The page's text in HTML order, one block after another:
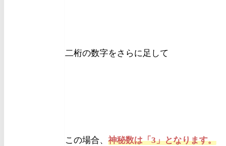
二桁の数字をさらに足して
この場合、 神秘数は「3」となります。